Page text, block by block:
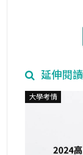
延伸閱讀
大學考情